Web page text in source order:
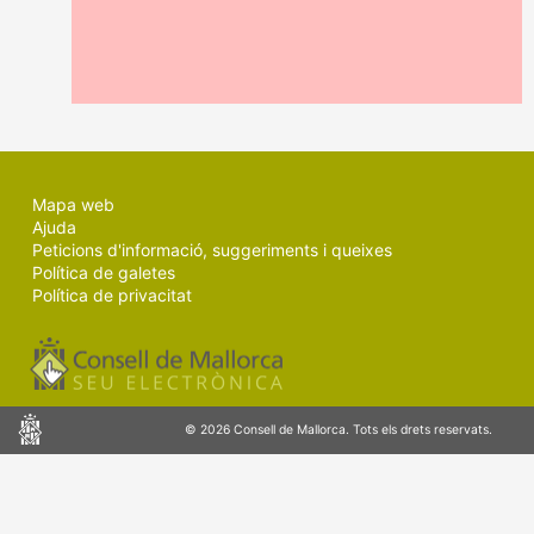
Mapa web
Ajuda
Peticions d'informació, suggeriments i queixes
Política de galetes
Política de privacitat
Consell
© 2026 Consell de Mallorca. Tots els drets reservats.